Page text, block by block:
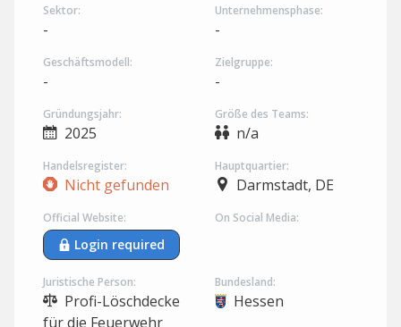
Sektor:
-
Unternehmensphase:
-
Geschäftsmodell:
-
Zielgruppe:
-
Gründungsjahr:
2025
Größe des Teams:
n/a
Handelsregister:
Nicht gefunden
Hauptquartier:
Darmstadt, DE
Official Website:
Login required
On Social Media:
Juristische Person:
Profi-Löschdecke
für die Feuerwehr
Bundesland:
Hessen